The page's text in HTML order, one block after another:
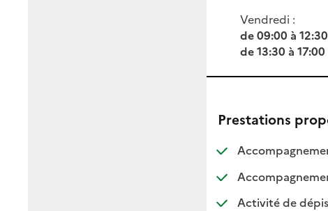
Vendredi :
de 09:00 à 12:30
de 13:30 à 17:00
Prestations
Activité de